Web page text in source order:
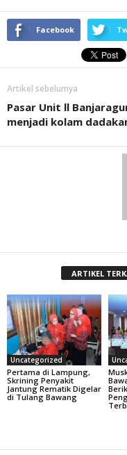
Facebook
Artikel sebelumya
Pasar Unit ll
menjadi kolam
ARTIKEL
Uncategorized
Pertama di Lampung,
Skrining Penyakit
Jantung Rematik Digelar
di Tulang Bawang